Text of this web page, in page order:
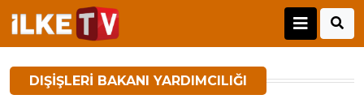
DIŞIŞLERI BAKANI YARDIMCILIĞI